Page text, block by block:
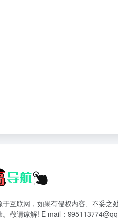
于互联网，如果有侵权内容、不妥之
。敬请谅解! E-mail：